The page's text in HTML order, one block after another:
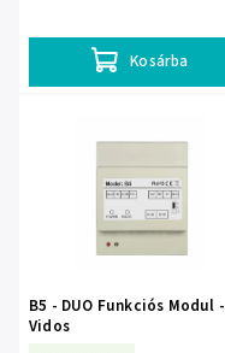
Kosárba
B5 - DUO Funkciós Modul -
Vidos